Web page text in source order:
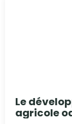
Le
agricole